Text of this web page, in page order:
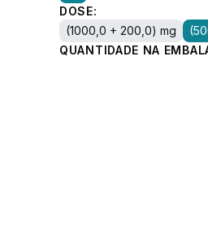
DOSE:
(1000,0 + 200,0) mg
QUANTIDADE NA